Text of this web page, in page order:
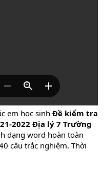
em học sinh Đề kiểm tra
2022 Địa lý 7 Trường
dạng word hoàn toàn
câu trắc nghiệm. Thời